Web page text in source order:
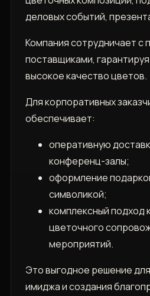
деловых событий,
Компания сотрудничает с
поставщиками,
высокое качество цветов.
Для корпоративных
обеспечивает:
оперативную
конференц-залы;
оформление
символикой;
комплексный подход
цветочного
мероприятий.
Это выгодное решение
имиджа и создания